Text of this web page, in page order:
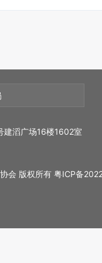
建滔广场16楼1602室
会 版权所有 粤ICP备